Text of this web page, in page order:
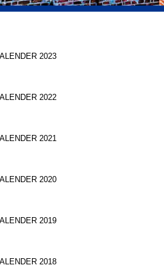
2023
2022
2021
2020
2019
2018